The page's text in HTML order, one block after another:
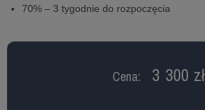
70% – 3 tygodnie do rozpoczęcia
Cena: 3 300 zł